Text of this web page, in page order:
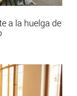
a la huelga de